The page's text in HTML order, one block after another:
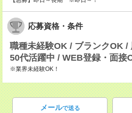
応募資格・条件
職種未経験OK / ブランクOK /
50代活躍中 / WEB登録・面接
※業界未経験OK！
メールで送る